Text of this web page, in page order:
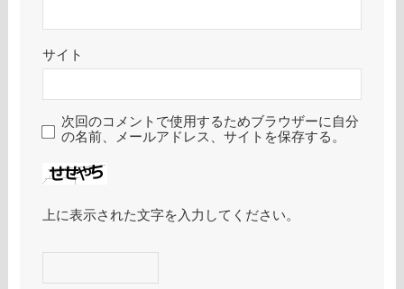
サイト
次回のコメントで使用するためブラウザーに自分
の名前、メールアドレス、サイトを保存する。
上に表示された文字を入力してください。